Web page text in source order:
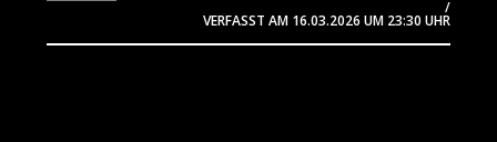
/
VERFASST AM 16.03.2026 UM 23:30 UHR